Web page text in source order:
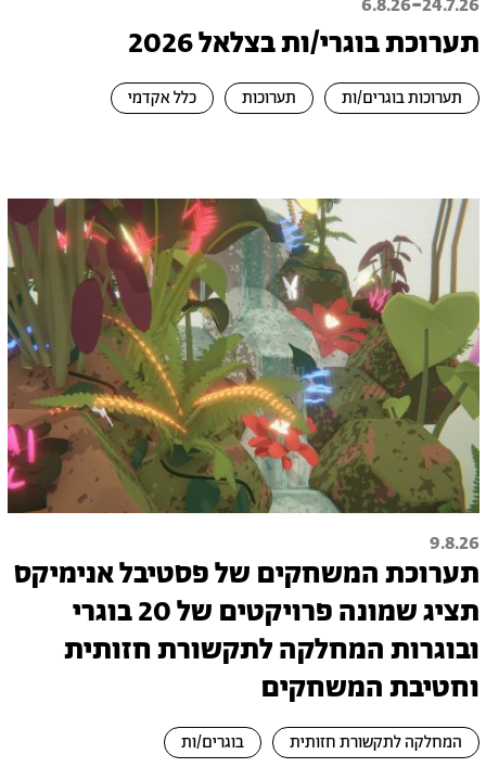
תערוכת בוגרי/ות בצלאל 2026
תערוכות בוגרים/ות תערוכות כלל אקדמי
9.8.26
תערוכת המשחקים של פסטיבל אנימיקס
תציג שמונה פרויקטים של 20 בוגרי
ובוגרות המחלקה לתקשורת חזותית
וחטיבת המשחקים
המחלקה לתקשורת חזותית בוגרים/ות